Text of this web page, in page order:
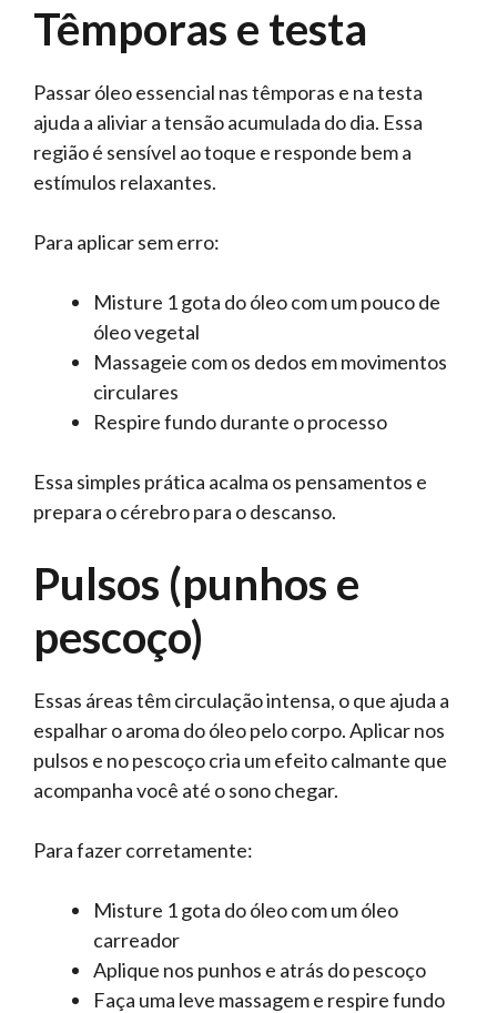
Têmporas e testa
Passar óleo essencial nas têmporas e na testa
ajuda a aliviar a tensão acumulada do dia. Essa
região é sensível ao toque e responde bem a
estímulos relaxantes.
Para aplicar sem erro:
Misture 1 gota do óleo com um pouco de
óleo vegetal
Massageie com os dedos em movimentos
circulares
Respire fundo durante o processo
Essa simples prática acalma os pensamentos e
prepara o cérebro para o descanso.
Pulsos (punhos e
pescoço)
Essas áreas têm circulação intensa, o que ajuda a
espalhar o aroma do óleo pelo corpo. Aplicar nos
pulsos e no pescoço cria um efeito calmante que
acompanha você até o sono chegar.
Para fazer corretamente:
Misture 1 gota do óleo com um óleo
carreador
Aplique nos punhos e atrás do pescoço
Faça uma leve massagem e respire fundo